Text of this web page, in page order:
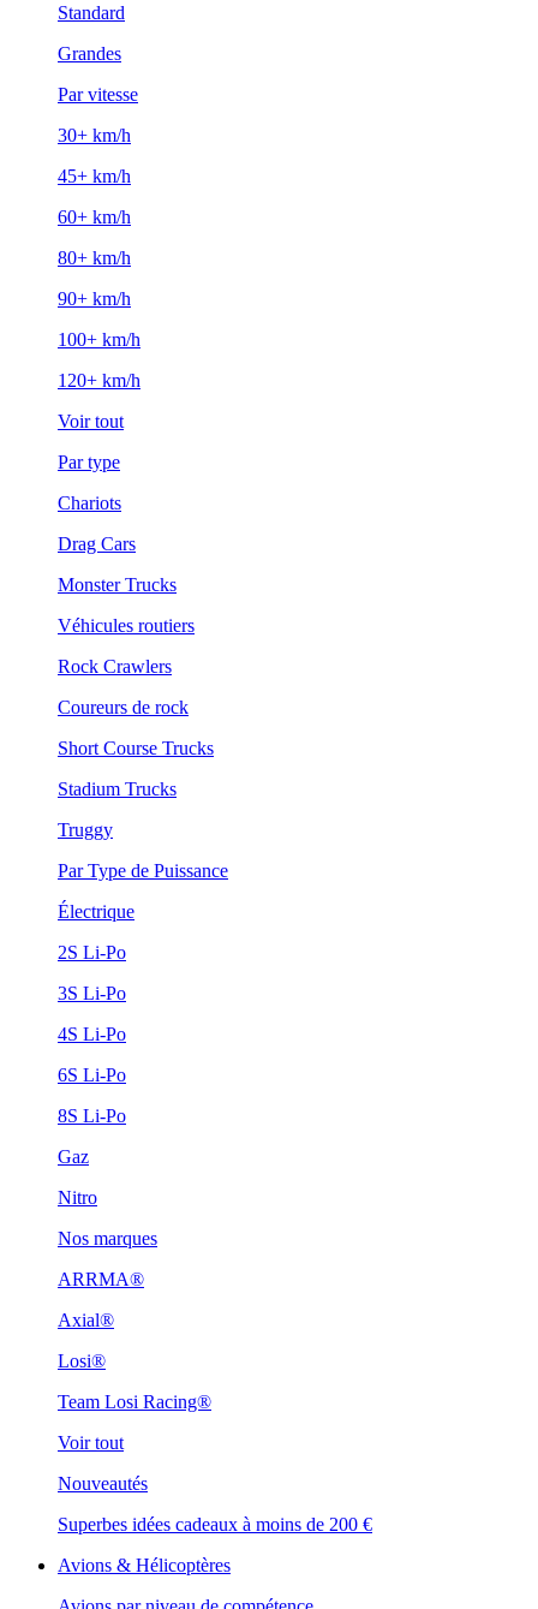
Standard
Grandes
Par vitesse
30+ km/h
45+ km/h
60+ km/h
80+ km/h
90+ km/h
100+ km/h
120+ km/h
Voir tout
Par type
Chariots
Drag Cars
Monster Trucks
Véhicules routiers
Rock Crawlers
Coureurs de rock
Short Course Trucks
Stadium Trucks
Truggy
Par Type de Puissance
Électrique
2S Li-Po
3S Li-Po
4S Li-Po
6S Li-Po
8S Li-Po
Gaz
Nitro
Nos marques
ARRMA®
Axial®
Losi®
Team Losi Racing®
Voir tout
Nouveautés
Superbes idées cadeaux à moins de 200 €
Avions & Hélicoptères